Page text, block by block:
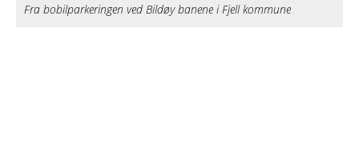
Fra bobilparkeringen ved Bildøy banene i Fjell kommune